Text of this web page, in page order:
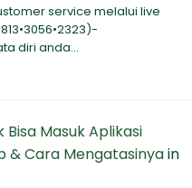
service melalui live
diri anda...
Bisa Masuk Aplikasi
& Cara Mengatasinyain